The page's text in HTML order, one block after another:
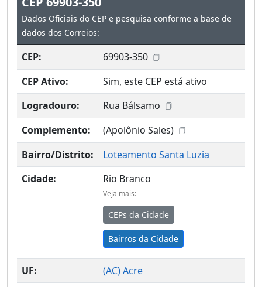
Dados Oficiais do CEP e pesquisa conforme a base de
dados dos Correios:
CEP:
69903-350
CEP Ativo:
Sim, este CEP está ativo
Logradouro:
Rua Bálsamo
Complemento:
(Apolônio Sales)
Bairro/Distrito:
Loteamento Santa Luzia
Cidade:
Rio Branco
Veja mais:
CEPs da Cidade
Bairros da Cidade
UF: (AC) Acre